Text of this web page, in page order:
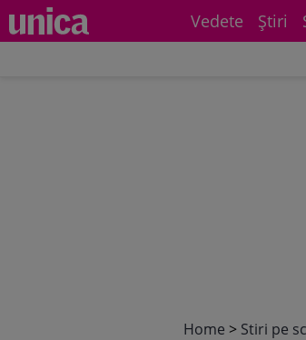
Vedete Știri
Home > Stiri pe